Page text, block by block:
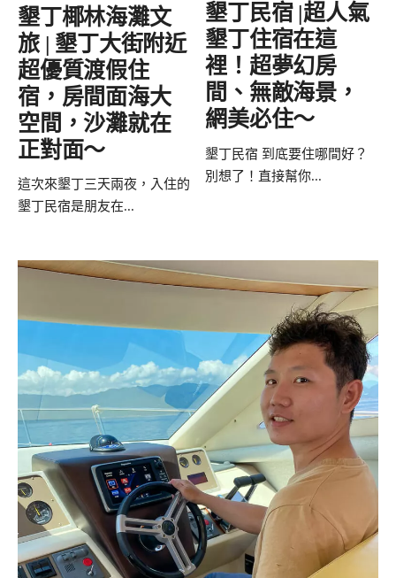
墾丁椰林海灘文
旅 | 墾丁大街附近
超優質渡假住
宿，房間面海大
空間，沙灘就在
正對面～
這次來墾丁三天兩夜，入住的
墾丁民宿是朋友在...
墾丁民宿 |超人氣
墾丁住宿在這
裡！超夢幻房
間、無敵海景，
網美必住～
墾丁民宿 到底要住哪間好？
別想了！直接幫你...